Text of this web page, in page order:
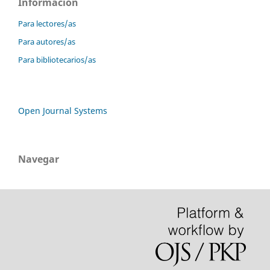
Para lectores/as
Para autores/as
Para bibliotecarios/as
Open Journal Systems
Navegar